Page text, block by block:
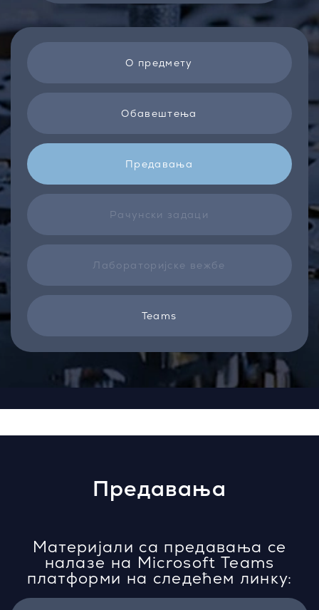
О предмету
Обавештења
Предавања
Рачунски задаци
Лабораторијске вежбе
Teams
Предавања
Материјали са предавања се
налазе на Microsoft Teams
платформи на следећем линку: